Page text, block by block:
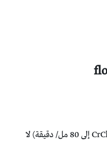
في حالة الخلل الكلوي البسيط (CrCl 50 إلى 80 مل/ دقيقة) لا